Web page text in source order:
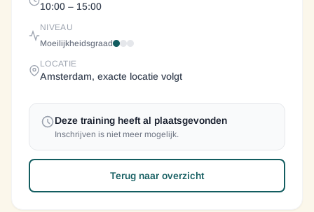
10:00 – 15:00
NIVEAU
Moeilijkheidsgraad
LOCATIE
Amsterdam, exacte locatie volgt
Deze training heeft al plaatsgevonden
Inschrijven is niet meer mogelijk.
Terug naar overzicht